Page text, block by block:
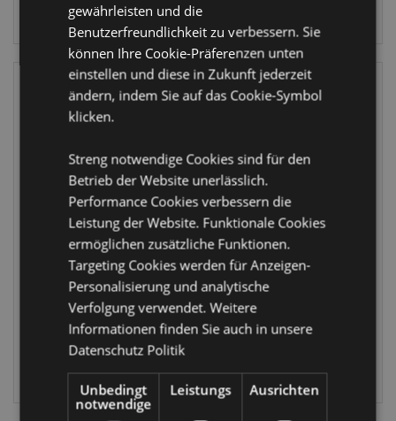
ANMELDEN
Schwarze
Wahrsagerhand
MANT05
42 auf Lager
ANMELDEN
Ganesha
Räucherbrenner
19 auf Lager
ANMELDEN
gewährleisten und die
Benutzerfreundlichkeit zu verbessern. Sie
können Ihre Cookie-Präferenzen unten
einstellen und diese in Zukunft jederzeit
ändern, indem Sie auf das Cookie-Symbol
klicken.
Streng notwendige Cookies sind für den
Betrieb der Website unerlässlich.
Performance Cookies verbessern die
Leistung der Website. Funktionale Cookies
ermöglichen zusätzliche Funktionen.
Targeting Cookies werden für Anzeigen-
Personalisierung und analytische
Verfolgung verwendet. Weitere
Informationen finden Sie auch in unsere
Datenschutz Politik
Unbedingt
notwendige
Leistungs Ausrichten